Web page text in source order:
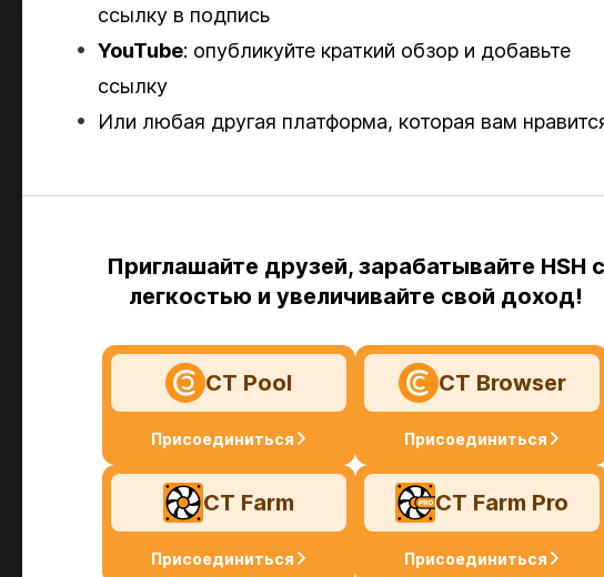
ссылку в подпись
YouTube: опубликуйте краткий обзор и добавьте
ссылку
Или любая другая платформа, которая вам
Приглашайте друзей, зарабатывайте HSH с
легкостью и увеличивайте свой доход!
CT Pool
Присоединиться
CT Browser
Присоединиться
CT Farm
Присоединиться
CT Farm Pro
Присоединиться